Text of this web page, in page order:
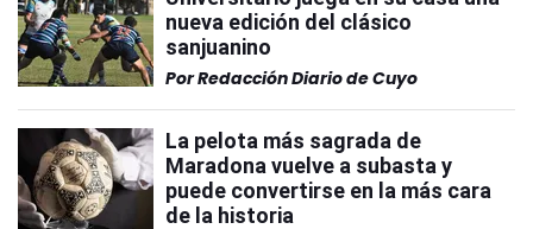
nueva edición del clásico
sanjuanino
PorRedacción Diario de Cuyo
La pelota más sagrada de
Maradona vuelve a subasta y
puede convertirse en la más cara
de la historia